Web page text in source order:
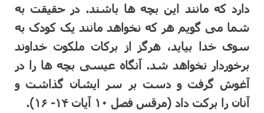
دارد که مانند این بچه ها باشند. در حقیقت به
شما می گویم هر که نخواهد مانند یک کودک به
سوی خدا بیاید، هرگز از برکات ملکوت خداوند
برخوردار نخواهد شد. آنگاه عیسی بچه ها را در
آغوش گرفت و دست بر سر ایشان گذاشت و
آنان را برکت داد (مرقس فصل ۱۰ آیات ۱۴- ۱۶).